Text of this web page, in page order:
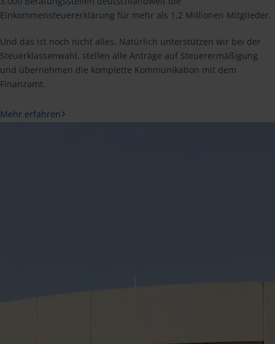
Einkommensteuererklärung für mehr als 1,2 Millionen Mitglieder.
Und das ist noch nicht alles. Natürlich unterstützen wir bei der
Steuerklassenwahl, stellen alle Anträge auf Steuerermäßigung
und übernehmen die komplette Kommunikation mit dem
Finanzamt.
Mehr erfahren